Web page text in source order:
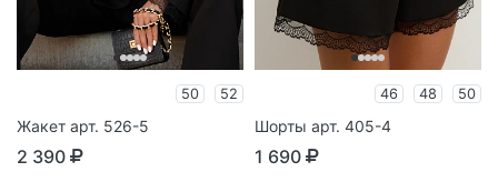
50 52
Жакет арт. 526-5
2 390
46 48 50
Шорты арт. 405-4
1 690